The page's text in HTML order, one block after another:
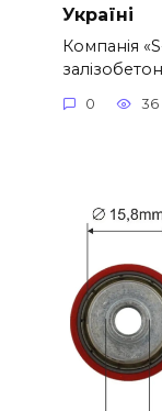
Україні
Компанія
0 36